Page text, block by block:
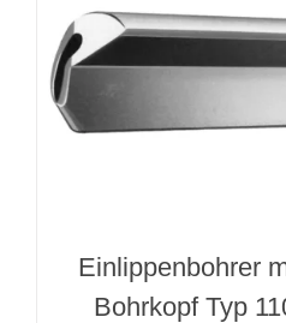
Einlippenbohrer
Bohrkopf Typ